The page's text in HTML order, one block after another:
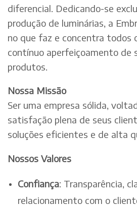
diferencial. Dedicando-se
produção de luminárias, a
no que faz e concentra todos
contínuo aperfeiçoamento de
produtos.
Nossa Missão
Ser uma empresa sólida,
satisfação plena de seus
soluções eficientes e de alta
Nossos Valores
Confiança: Transparência,
relacionamento com o